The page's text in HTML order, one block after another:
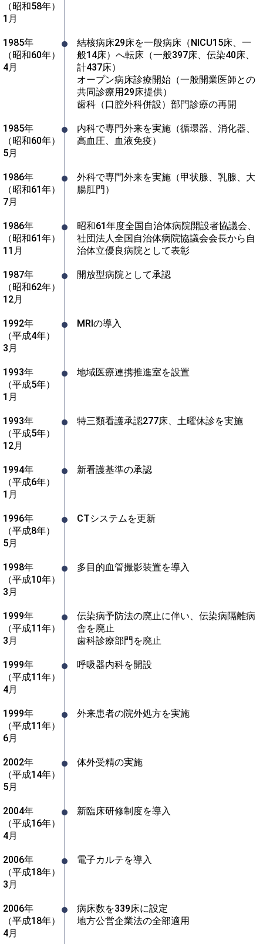
（昭和58年）
1月
1985年
（昭和60年）
4月
結核病床29床を一般病床（NICU15床、一
般14床）へ転床（一般397床、伝染40床、
計437床）
オープン病床診療開始（一般開業医師との
共同診療用29床提供）
歯科（口腔外科併設）部門診療の再開
1985年
（昭和60年）
5月
内科で専門外来を実施（循環器、消化器、
高血圧、血液免疫）
1986年
（昭和61年）
7月
外科で専門外来を実施（甲状腺、乳腺、大
腸肛門）
1986年
（昭和61年）
11月
昭和61年度全国自治体病院開設者協議会、
社団法人全国自治体病院協議会会長から自
治体立優良病院として表彰
1987年
（昭和62年）
12月
開放型病院として承認
1992年
（平成4年）
3月
MRIの導入
1993年
（平成5年）
1月
地域医療連携推進室を設置
1993年
（平成5年）
特三類看護承認277床、土曜休診を実施
1994年
（平成6年）
1月
新看護基準の承認
1996年
（平成8年）
5月
CTシステムを更新
1998年
（平成10年）
3月
多目的血管撮影装置を導入
1999年
（平成11年）
3月
伝染病予防法の廃止に伴い、伝染病隔離病
舎を廃止
歯科診療部門を廃止
1999年
（平成11年）
4月
呼吸器内科を開設
1999年
（平成11年）
6月
外来患者の院外処方を実施
2002年
（平成14年）
5月
体外受精の実施
2004年
（平成16年）
4月
新臨床研修制度を導入
2006年
（平成18年）
3月
電子カルテを導入
2006年
（平成18年）
4月
病床数を339床に設定
地方公営企業法の全部適用